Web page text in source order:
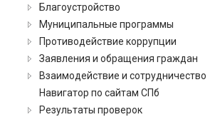
Благоустройство
Муниципальные программы
Противодействие коррупции
Заявления и обращения граждан
Взаимодействие и сотрудничество
Навигатор по сайтам СПб
Результаты проверок